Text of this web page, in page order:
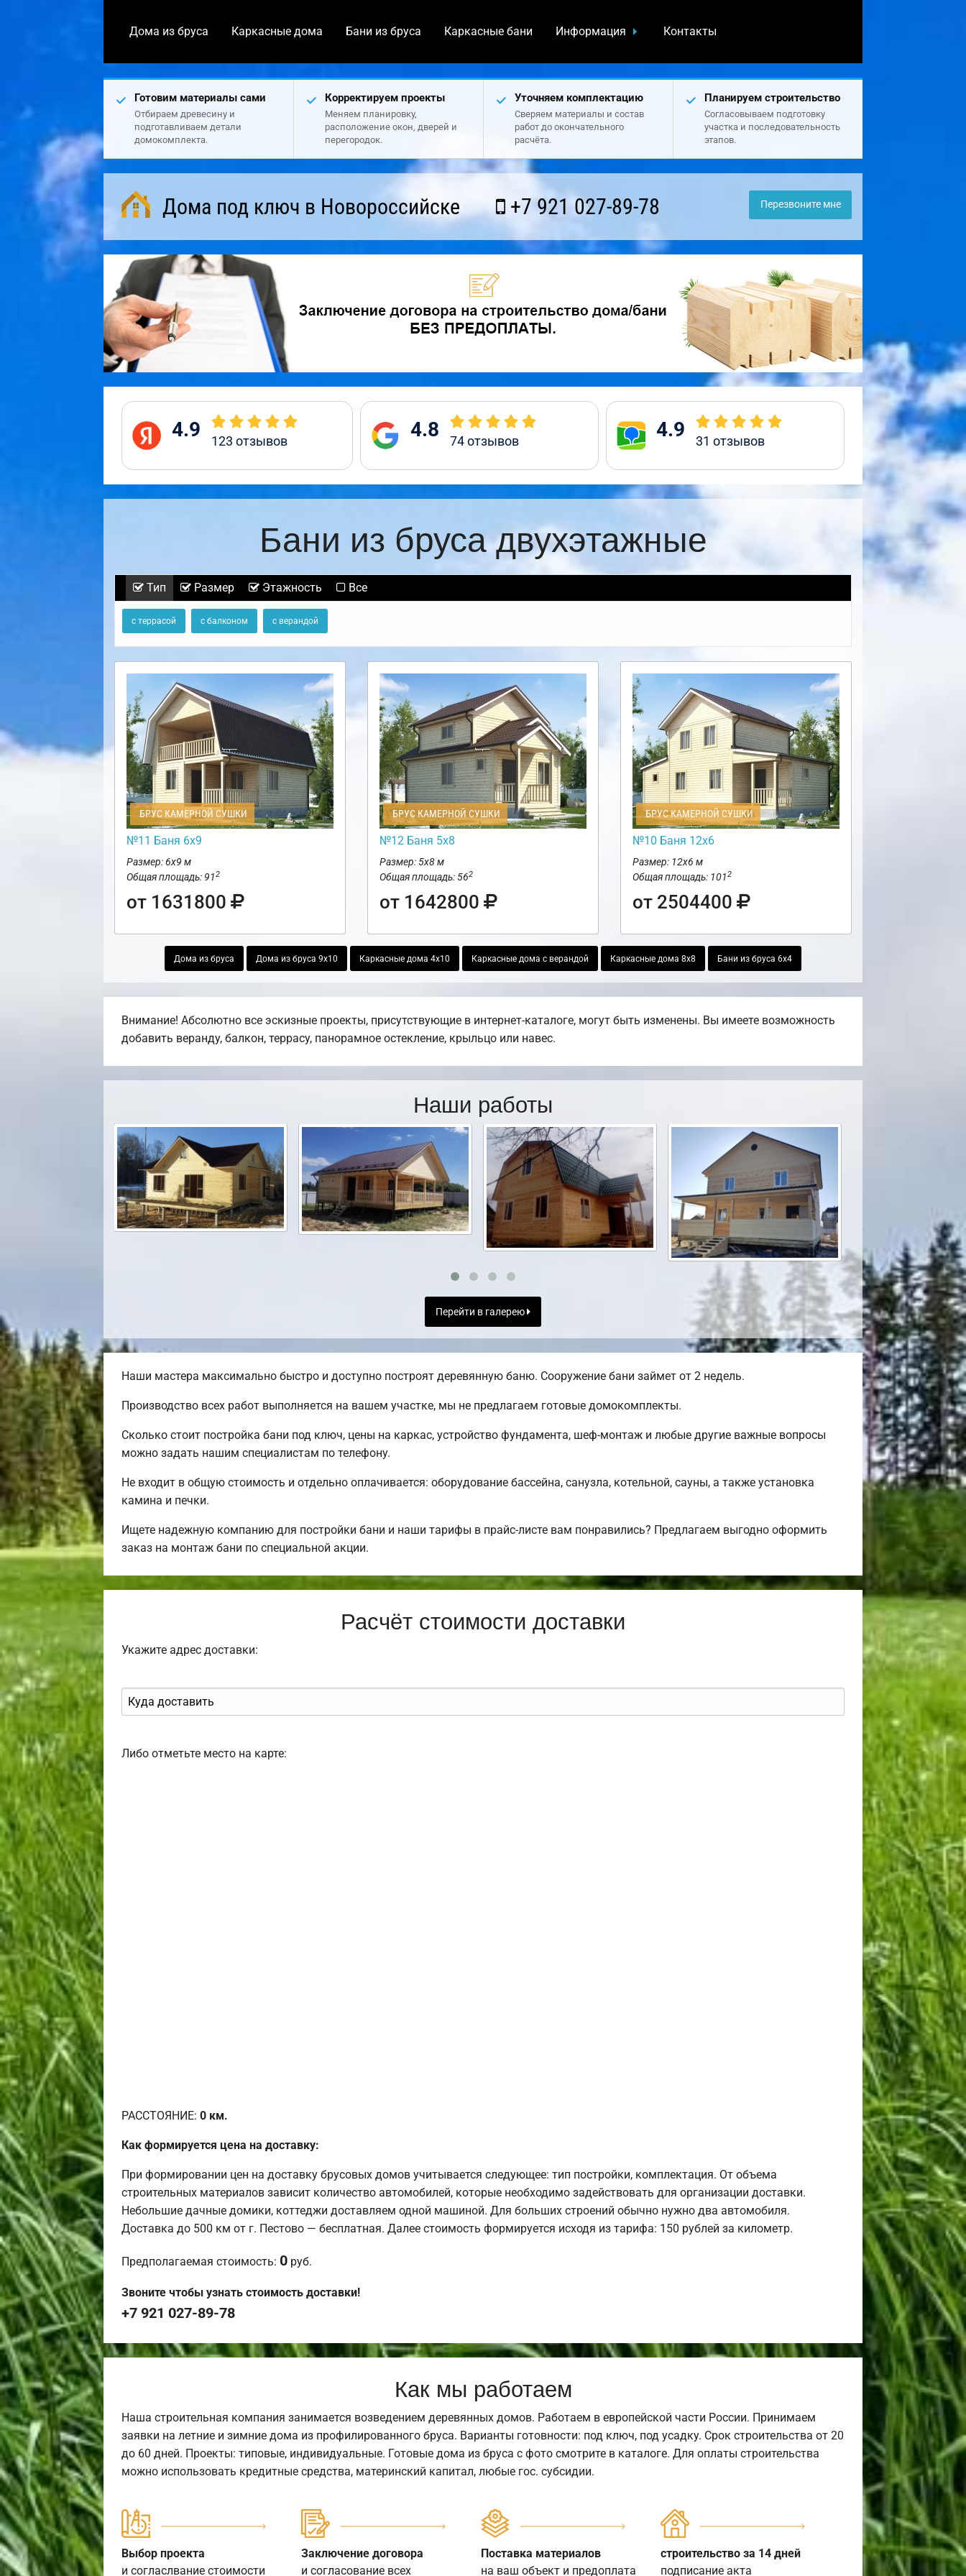
Дома из бруса Каркасные дома Бани из бруса Каркасные бани Информация Контакты
Готовим материалы сами
Отбираем древесину и
подготавливаем детали
домокомплекта.
Корректируем проекты
Меняем планировку,
расположение окон, дверей и
перегородок.
Уточняем комплектацию
Сверяем материалы и состав
работ до окончательного
расчёта.
Планируем строительство
Согласовываем подготовку
участка и последовательность
этапов.
Дома под ключ в Новороссийске +7 921 027-89-78 Перезвоните мне
4.9 123 отзывов 4.8 74отзывов 4.9 31 отзывов
Бани из бруса двухэтажные
Тип Размер Этажность Все
с террасой с балконом с верандой
БРУС КАМЕРНОЙ СУШКИ
№11 Баня 6х9
Размер: 6х9 м
Общая площадь: 912
от 1631800
БРУС КАМЕРНОЙ СУШКИ
№12 Баня 5х8
Размер: 5х8 м
Общая площадь: 562
от 1642800
БРУС КАМЕРНОЙ СУШКИ
№10 Баня 12х6
Размер: 12х6 м
Общая площадь: 1012
от 2504400
Дома из бруса Дома из бруса 9х10 Каркасные дома 4х10 Каркасные дома с верандой Каркасные дома 8х8 Бани из бруса 6х4
Внимание! Абсолютно все эскизные проекты, присутствующие в интернет-каталоге, могут быть изменены. Вы имеете возможность
добавить веранду, балкон, террасу, панорамное остекление, крыльцо или навес.
Наши работы
Перейти в галерею
Наши мастера максимально быстро и доступно построят деревянную баню. Сооружение бани займет от 2 недель.
Производство всех работ выполняется на вашем участке, мы не предлагаем готовые домокомплекты.
Сколько стоит постройка бани под ключ, цены на каркас, устройство фундамента, шеф-монтаж и любые другие важные вопросы
можно задать нашим специалистам по телефону.
Не входит в общую стоимость и отдельно оплачивается: оборудование бассейна, санузла, котельной, сауны, а также установка
камина и печки.
Ищете надежную компанию для постройки бани и наши тарифы в прайс-листе вам понравились? Предлагаем выгодно оформить
заказ на монтаж бани по специальной акции.
Расчёт стоимости доставки
Укажите адрес доставки:
Либо отметьте место на карте:
РАССТОЯНИЕ: 0 км.
Как формируется цена на доставку:
При формировании цен на доставку брусовых домов учитывается следующее: тип постройки, комплектация. От объема
строительных материалов зависит количество автомобилей, которые необходимо задействовать для организации доставки.
Небольшие дачные домики, коттеджи доставляем одной машиной. Для больших строений обычно нужно два автомобиля.
Доставка до 500 км от г. Пестово — бесплатная. Далее стоимость формируется исходя из тарифа: 150 рублей за километр.
Предполагаемая стоимость: 0 руб.
Звоните чтобы узнать стоимость доставки!
+7 921 027-89-78
Как мы работаем
Наша строительная компания занимается возведением деревянных домов. Работаем в европейской части России. Принимаем
заявки на летние и зимние дома из профилированного бруса. Варианты готовности: под ключ, под усадку. Срок строительства от 20
до 60 дней. Проекты: типовые, индивидуальные. Готовые дома из бруса с фото смотрите в каталоге. Для оплаты строительства
можно использовать кредитные средства, материнский капитал, любые гос. субсидии.
Выбор проекта
и согласлвание стоимости
Заключение договора
и согласование всех
Поставка материалов
на ваш объект и предоплата
строительство за 14 дней
подписание акта